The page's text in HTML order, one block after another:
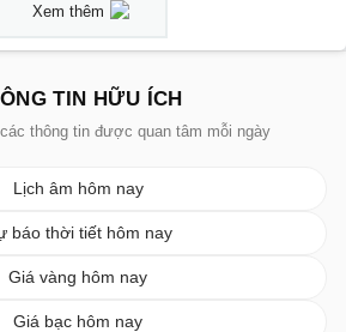
Xem thêm
TIN HỮU ÍCH
thông tin được quan tâm mỗi ngày
Lịch âm hôm nay
báo thời tiết hôm nay
Giá vàng hôm nay
Giá bạc hôm nay